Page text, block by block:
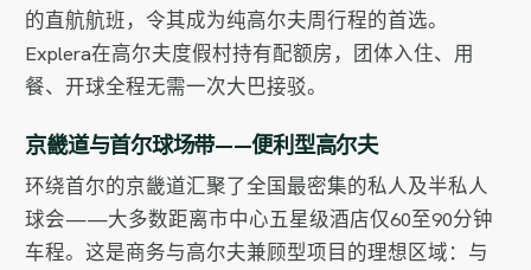
的直航航班，令其成为纯高尔夫周行程的首选。
Explera在高尔夫度假村持有配额房，团体入住、用
餐、开球全程无需一次大巴接驳。
京畿道与首尔球场带——便利型高尔夫
环绕首尔的京畿道汇聚了全国最密集的私人及半私人
球会——大多数距离市中心五星级酒店仅60至90分钟
车程。这是商务与高尔夫兼顾型项目的理想区域：与